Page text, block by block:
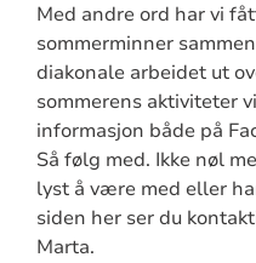
Med andre ord har vi
sommerminner
diakonale arbeidet ut
sommerens aktiviteter
informasjon både på
Så følg med. Ikke nøl
lyst å være med eller
siden her ser du
Marta.